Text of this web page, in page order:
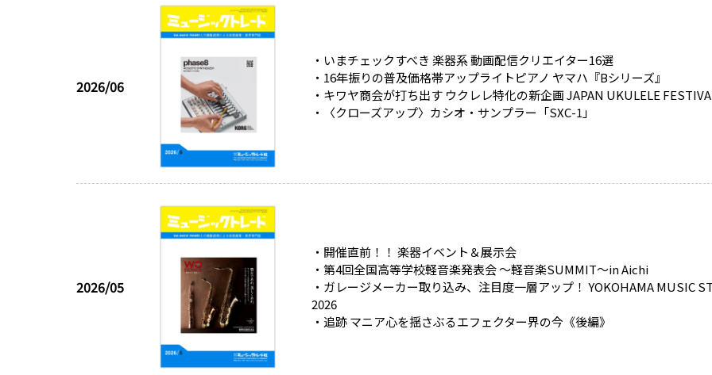
2026/06
・いまチェックすべき 楽器系 動画配信クリエイター16選
・16年振りの普及価格帯アップライトピアノ ヤマハ『Bシリーズ』
・キワヤ商会が打ち出す ウクレレ特化の新企画 JAPAN UKULELE
・〈クローズアップ〉カシオ・サンプラー「SXC-1」
2026/05
・開催直前！！ 楽器イベント＆展示会
・第4回全国高等学校軽音楽発表会 ～軽音楽SUMMIT～in Aichi
・ガレージメーカー取り込み、注目度一層アップ！ YOKOHAMA MUSIC
2026
・追跡 マニア心を揺さぶるエフェクター界の今《後編》